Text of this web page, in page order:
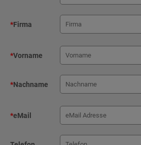
*Firma
*Vorname
*Nachname
*eMail